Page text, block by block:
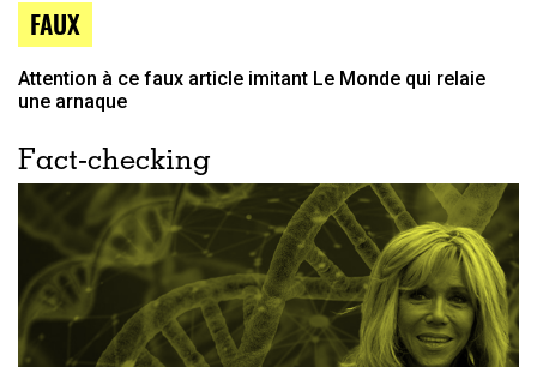
FAUX
Attention à ce faux article imitant Le Monde qui relaie
une arnaque
Fact-checking